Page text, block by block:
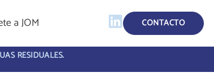
a JOM CONTACTO
RESIDUALES.